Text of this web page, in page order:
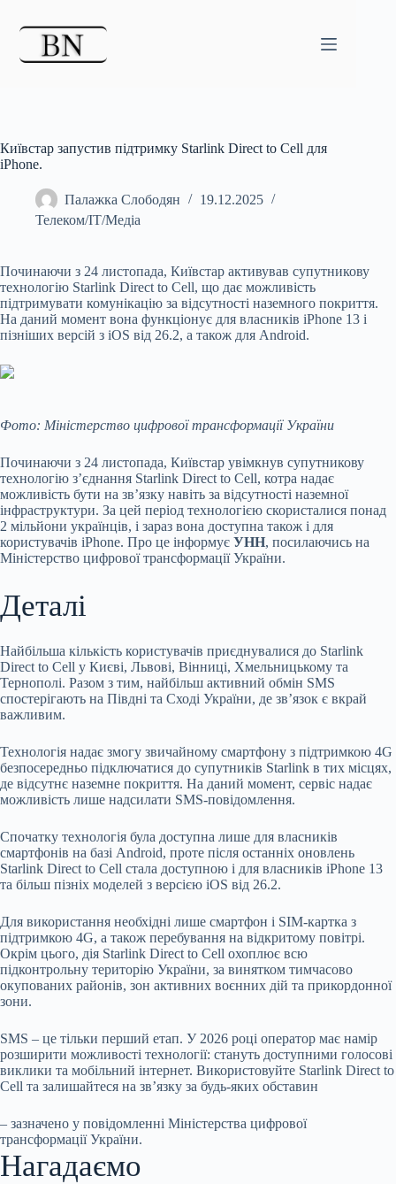
Київстар запустив підтримку Starlink Direct to Cell для
iPhone.
Палажка Слободян
19.12.2025
Телеком/ІТ/Медіа
Починаючи з 24 листопада, Київстар активував супутникову
технологію Starlink Direct to Cell, що дає можливість
підтримувати комунікацію за відсутності наземного покриття.
На даний момент вона функціонує для власників iPhone 13 і
пізніших версій з iOS від 26.2, а також для Android.
Фото: Міністерство цифрової трансформації України
Починаючи з 24 листопада, Київстар увімкнув супутникову
технологію з’єднання Starlink Direct to Cell, котра надає
можливість бути на зв’язку навіть за відсутності наземної
інфраструктури. За цей період технологією скористалися понад
2 мільйони українців, і зараз вона доступна також і для
користувачів iPhone. Про це інформує УНН, посилаючись на
Міністерство цифрової трансформації України.
Деталі
Найбільша кількість користувачів приєднувалися до Starlink
Direct to Cell у Києві, Львові, Вінниці, Хмельницькому та
Тернополі. Разом з тим, найбільш активний обмін SMS
спостерігають на Півдні та Сході України, де зв’язок є вкрай
важливим.
Технологія надає змогу звичайному смартфону з підтримкою 4G
безпосередньо підключатися до супутників Starlink в тих місцях,
де відсутнє наземне покриття. На даний момент, сервіс надає
можливість лише надсилати SMS-повідомлення.
Спочатку технологія була доступна лише для власників
смартфонів на базі Android, проте після останніх оновлень
Starlink Direct to Cell стала доступною і для власників iPhone 13
та більш пізніх моделей з версією iOS від 26.2.
Для використання необхідні лише смартфон і SIM-картка з
підтримкою 4G, а також перебування на відкритому повітрі.
Окрім цього, дія Starlink Direct to Cell охоплює всю
підконтрольну територію України, за винятком тимчасово
окупованих районів, зон активних воєнних дій та прикордонної
зони.
SMS – це тільки перший етап. У 2026 році оператор має намір
розширити можливості технології: стануть доступними голосові
виклики та мобільний інтернет. Використовуйте Starlink Direct to
Cell та залишайтеся на зв’язку за будь-яких обставин
– зазначено у повідомленні Міністерства цифрової
трансформації України.
Нагадаємо